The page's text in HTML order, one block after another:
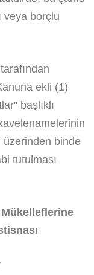
veya borçlu
ekli (1)
başlıklı
üzerinden binde
tutulması